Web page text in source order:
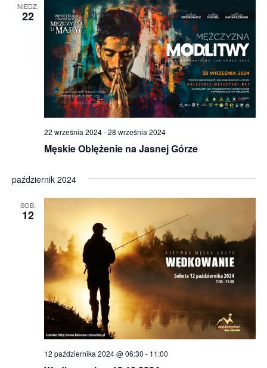
NIEDZ.
22
Męskie Oblężenie na Jasnej Górze
22 września 2024-28 września 2024
październik 2024
SOB.
12
12 października 2024 @ 06:30 - 11:00